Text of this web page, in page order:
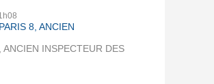
8, ANCIEN
INSPECTEUR DES